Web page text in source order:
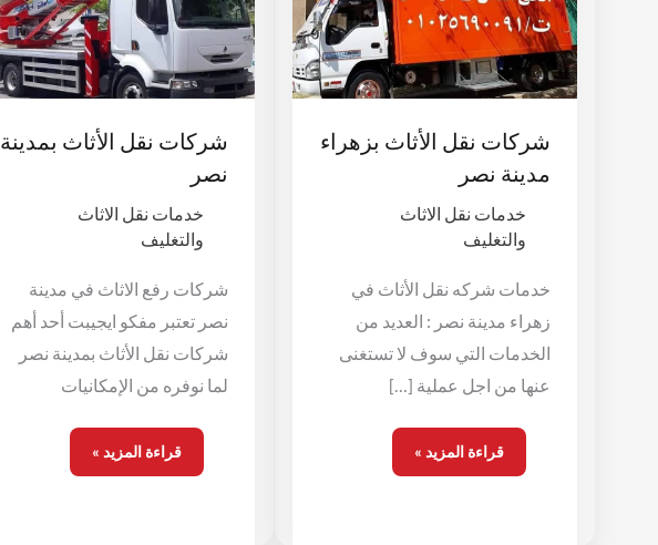
شركات نقل الأثاث بزهراء
مدينة نصر
خدمات نقل الاثاث
والتغليف
خدمات شركه نقل الأثاث في
زهراء مدينة نصر : العديد من
الخدمات التي سوف لا تستغنى
عنها من اجل عملية […]
مدينة
نصر
قراءة المزيد »
شركات نقل الأثاث بمدينة
نصر
خدمات نقل الاثاث
والتغليف
شركات رفع الاثاث في مدينة
نصر تعتبر مفكو ايجيبت أحد أهم
شركات نقل الأثاث بمدينة نصر
لما نوفره من الإمكانيات
نصر
قراءة المزيد »